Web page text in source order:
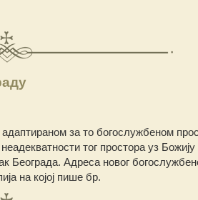
за то богослужбеном
тог простора уз
Београда. Адреса новог
на којој пише бр.